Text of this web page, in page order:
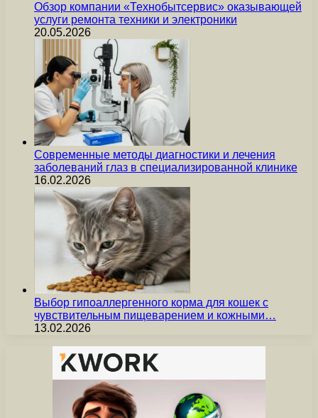
Обзор компании «Технобытсервис» оказывающей
услуги ремонта техники и электроники
20.05.2026
Современные методы диагностики и лечения
заболеваний глаз в специализированной клинике
16.02.2026
Выбор гипоаллергенного корма для кошек с
чувствительным пищеварением и кожными…
13.02.2026